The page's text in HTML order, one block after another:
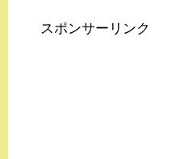
スポンサーリンク